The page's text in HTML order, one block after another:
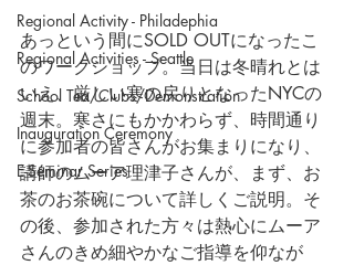
Regional Activity - Philadephia
Regional Activities - Seattle
School Tea/Clubs/Demonstration
Inauguration Ceremony
E-Seminar Series
あっという間にSOLD OUTになったこ
のワークショップ。当日は冬晴れとは
いえ、厳しい寒の戻りとなったNYCの
週末。寒さにもかかわらず、時間通り
に参加者の皆さんがお集まりになり、
講師のムーア理津子さんが、まず、お
茶のお茶碗について詳しくご説明。そ
の後、参加された方々は熱心にムーア
さんのきめ細やかなご指導を仰なが